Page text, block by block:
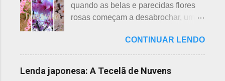
quando as belas e parecidas flores
rosas começam a desabrochar, uma
fevereiro, a segunda em março e, no
final de março até abril, as cerejeiras.
Lembrando que o clima pode
CONTINUAR LENDO
Lenda japonesa: A Tecelã de Nuvens